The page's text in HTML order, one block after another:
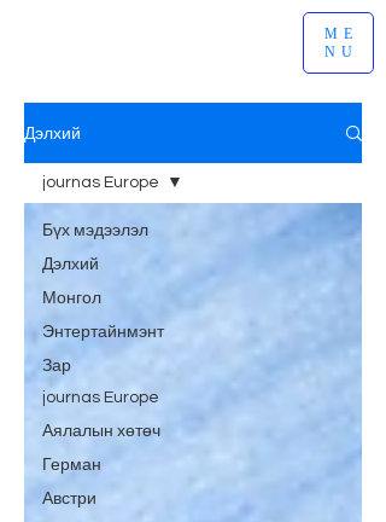
ME
NU
Дэлхий
Бүх мэдээлэл
Дэлхий
Монгол
Энтертайнмэнт
Зар
journas Europe
Аялалын хөтөч
Герман
Австри
journas Europe